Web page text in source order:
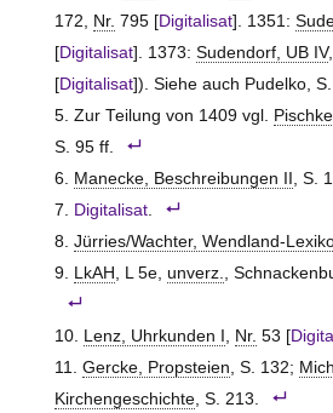
172,
Nr. 795 [Digitalisat]. 1351:
[Digitalisat]. 1373: Sudendorf, UB IV,
[Digitalisat]). Siehe auch Pudelko, S.
Zur Teilung von 1409 vgl.
S. 95 ff.
Manecke, Beschreibungen II
, S.
Digitalisat.
Jürries/Wachter, Wendland-
LkAH
, L 5e, unverz. ,
Lenz, Uhrkunden I Nr. 53 [
Gercke, Propsteien , S. 132;
Kirchengeschichte, S. 213.